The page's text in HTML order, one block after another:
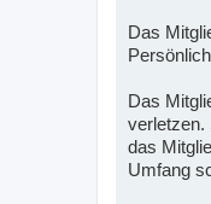
Das
Das
verletzen.
das
Umfang